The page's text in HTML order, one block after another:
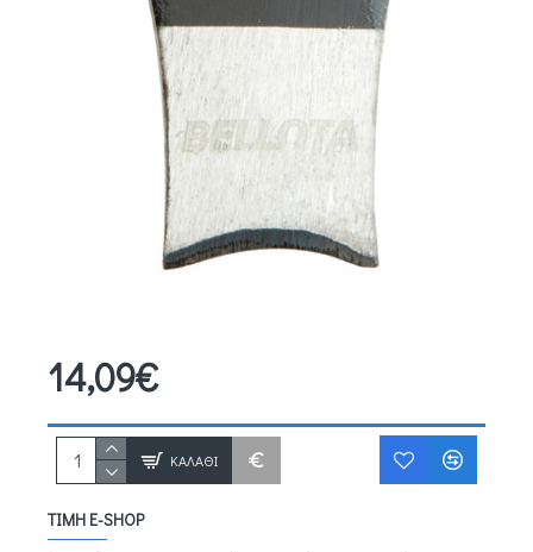
ΤΙΜΉ E-SHOP
14,09€
ΚΑΛΆΘΙ